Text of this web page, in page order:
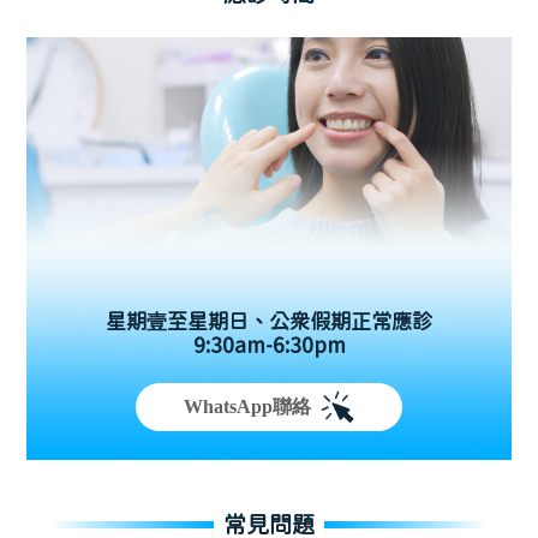
星期壹至星期日、公眾假期正常應診
9:30am-6:30pm
WhatsApp聯絡
常見問題